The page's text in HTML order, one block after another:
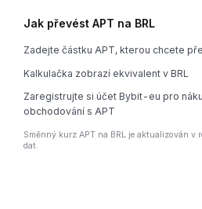
Jak převést APT na BRL
Zadejte částku APT, kterou chcete
Kalkulačka zobrazí ekvivalent v BRL
Zaregistrujte si účet Bybit-eu pro
obchodování s APT
Směnný kurz APT na BRL je aktualizován v
dat.